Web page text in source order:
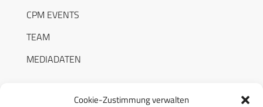
Cookie-Zustimmung verwalten
CPM EVENTS
TEAM
MEDIADATEN